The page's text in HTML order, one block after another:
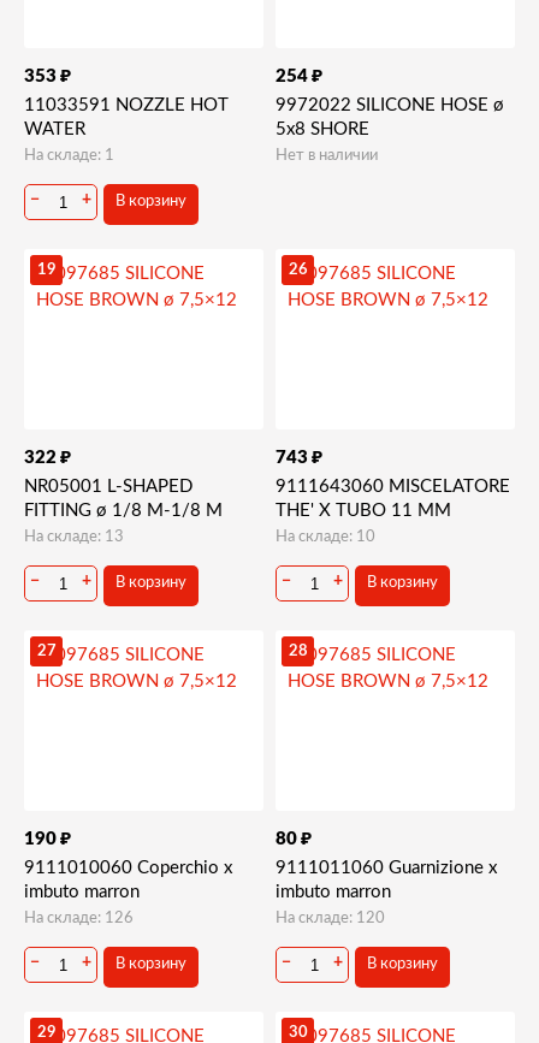
353 ₽
11033591 NOZZLE HOT
WATER
На складе: 1
− + В корзину
254 ₽
9972022 SILICONE HOSE ø
5x8 SHORE
Нет в наличии
19
322 ₽
NR05001 L-SHAPED
FITTING ø 1/8 M-1/8 M
На складе: 13
− + В корзину
26
743 ₽
9111643060 MISCELATORE
THE' X TUBO 11 MM
На складе: 10
− + В корзину
27
190 ₽
9111010060 Coperchio x
imbuto marron
На складе: 126
− + В корзину
28
80 ₽
9111011060 Guarnizione x
imbuto marron
На складе: 120
− + В корзину
29 30